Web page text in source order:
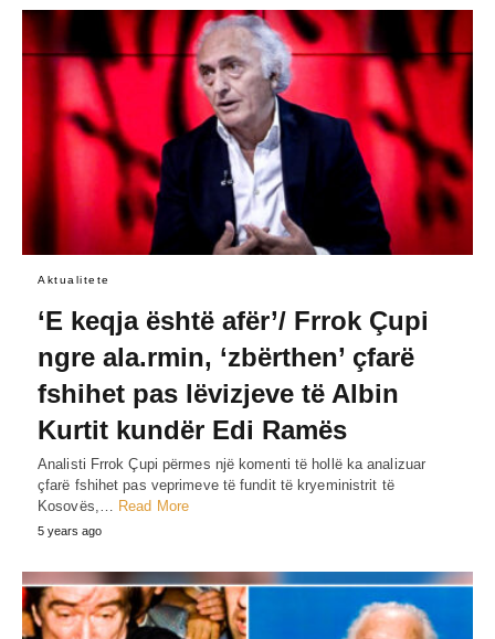
Aktualitete
‘E keqja është afër’/ Frrok Çupi
ngre ala.rmin, ‘zbërthen’ çfarë
fshihet pas lëvizjeve të Albin
Kurtit kundër Edi Ramës
Analisti Frrok Çupi përmes një komenti të hollë ka analizuar
çfarë fshihet pas veprimeve të fundit të kryeministrit të
Kosovës,… Read More
5 years ago